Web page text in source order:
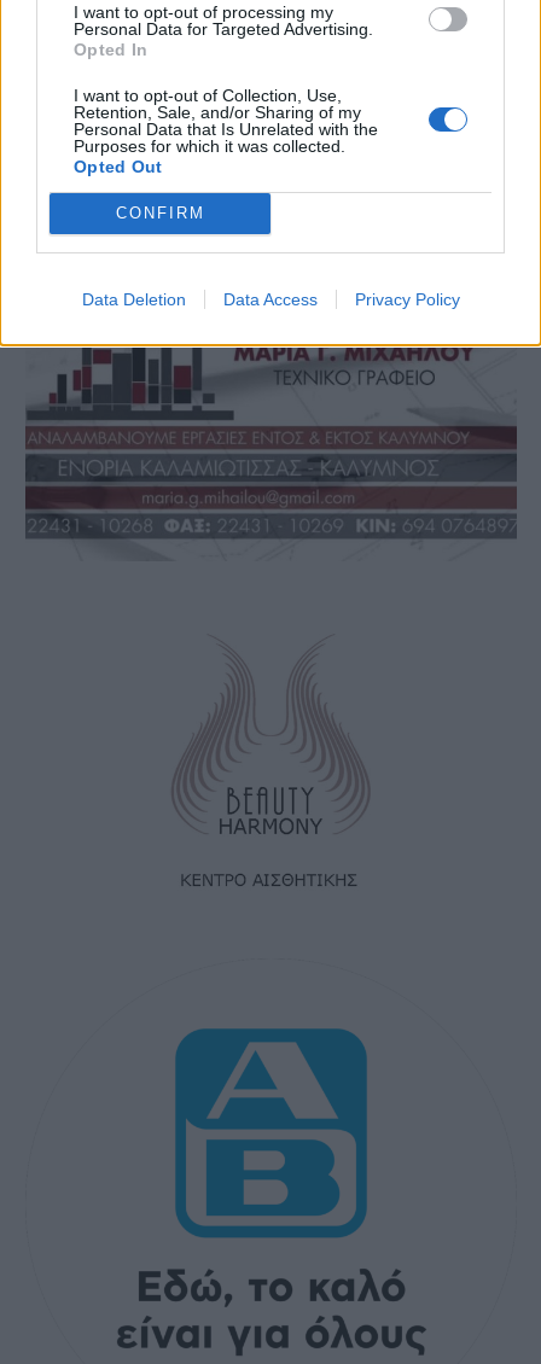
I want to opt-out of processing my
Personal Data for Targeted Advertising.
Opted In
I want to opt-out of Collection, Use,
Retention, Sale, and/or Sharing of my
Personal Data that Is Unrelated with the
Purposes for which it was collected.
Opted Out
CONFIRM
Data Deletion Data Access Privacy Policy